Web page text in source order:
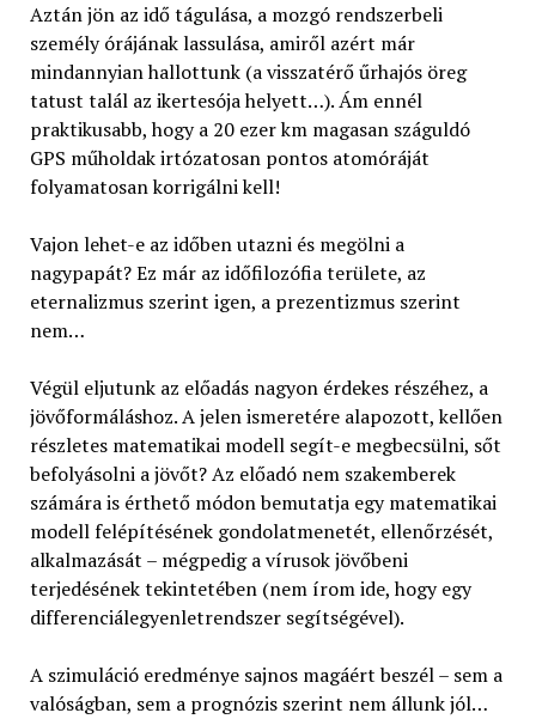
Aztán jön az idő tágulása, a mozgó rendszerbeli
személy órájának lassulása, amiről azért már
mindannyian hallottunk (a visszatérő űrhajós öreg
tatust talál az ikertesója helyett…). Ám ennél
praktikusabb, hogy a 20 ezer km magasan száguldó
GPS műholdak irtózatosan pontos atomóráját
folyamatosan korrigálni kell!
Vajon lehet-e az időben utazni és megölni a
nagypapát? Ez már az időfilozófia területe, az
eternalizmus szerint igen, a prezentizmus szerint
nem…
Végül eljutunk az előadás nagyon érdekes részéhez, a
jövőformáláshoz. A jelen ismeretére alapozott, kellően
részletes matematikai modell segít-e megbecsülni, sőt
befolyásolni a jövőt? Az előadó nem szakemberek
számára is érthető módon bemutatja egy matematikai
modell felépítésének gondolatmenetét, ellenőrzését,
alkalmazását – mégpedig a vírusok jövőbeni
terjedésének tekintetében (nem írom ide, hogy egy
differenciálegyenletrendszer segítségével).
A szimuláció eredménye sajnos magáért beszél – sem a
valóságban, sem a prognózis szerint nem állunk jól…